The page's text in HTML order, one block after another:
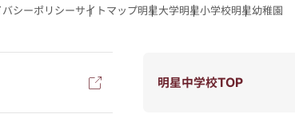
バシーポリシーサイトマップ明星大学明星小学校明星幼稚園
明星中学校TOP